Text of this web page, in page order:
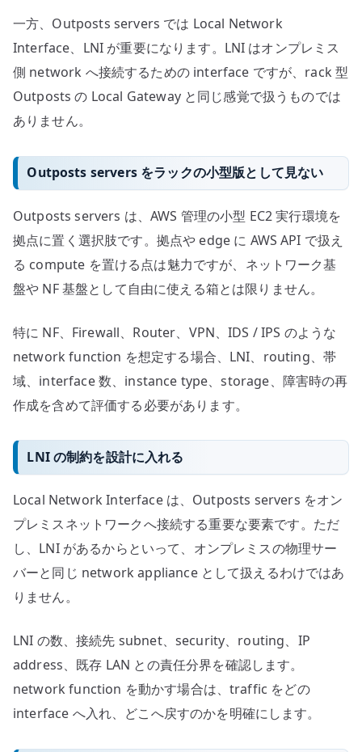
一方、Outposts servers では Local Network
Interface、LNI が重要になります。LNI はオンプレミス
側 network へ接続するための interface ですが、rack 型
Outposts の Local Gateway と同じ感覚で扱うものでは
ありません。
Outposts servers をラックの小型版として見ない
Outposts servers は、AWS 管理の小型 EC2 実行環境を
拠点に置く選択肢です。拠点や edge に AWS API で扱え
る compute を置ける点は魅力ですが、ネットワーク基
盤や NF 基盤として自由に使える箱とは限りません。
特に NF、Firewall、Router、VPN、IDS / IPS のような
network function を想定する場合、LNI、routing、帯
域、interface 数、instance type、storage、障害時の再
作成を含めて評価する必要があります。
LNI の制約を設計に入れる
Local Network Interface は、Outposts servers をオン
プレミスネットワークへ接続する重要な要素です。ただ
し、LNI があるからといって、オンプレミスの物理サー
バーと同じ network appliance として扱えるわけではあ
りません。
LNI の数、接続先 subnet、security、routing、IP
address、既存 LAN との責任分界を確認します。
network function を動かす場合は、traffic をどの
interface へ入れ、どこへ戻すのかを明確にします。